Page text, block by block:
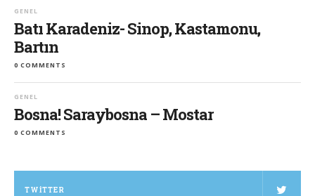
GENEL
Batı Karadeniz- Sinop, Kastamonu,
Bartın
0 COMMENTS
GENEL
Bosna! Saraybosna – Mostar
0 COMMENTS
TWITTER